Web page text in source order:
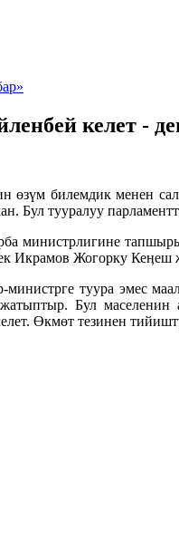
келет -
өзүм билемдик менен
Бул тууралуу
министрлигине
Икрамов Жогорку
министрге туура эмес
Бул
Өкмөт тезинен